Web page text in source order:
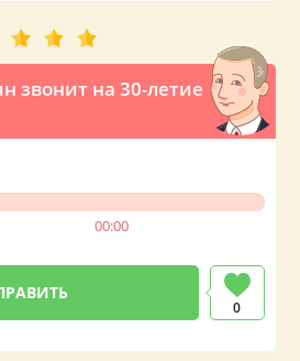
звонит на 30-летие
00:00
0